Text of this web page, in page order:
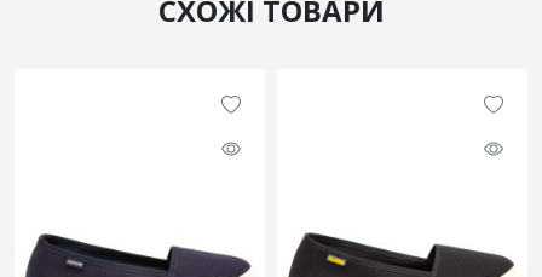
СХОЖІ ТОВАРИ